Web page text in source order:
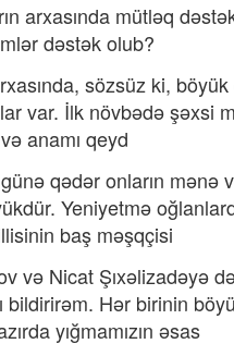
arxasında mütləq
dəstək olub?
sözsüz ki,
var. İlk növbədə şəxsi
anamı qeyd
qədər onların mənə
Yeniyetmə
baş məşqçisi
və Nicat Şıxəlizadəyə
bildirirəm. Hər birinin
yığmamızın əsas